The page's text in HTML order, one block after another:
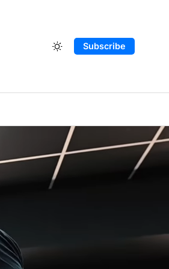
Subscribe